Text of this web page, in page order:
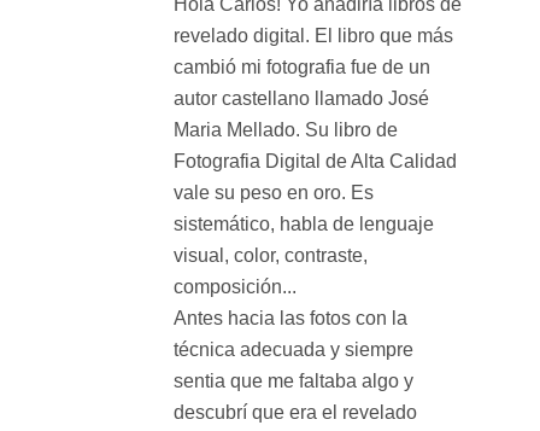
revelado digital. El libro que más
cambió mi fotografia fue de un
autor castellano llamado José
Maria Mellado. Su libro de
Fotografia Digital de Alta Calidad
vale su peso en oro. Es
sistemático, habla de lenguaje
visual, color, contraste,
composición...
Antes hacia las fotos con la
técnica adecuada y siempre
sentia que me faltaba algo y
descubrí que era el revelado